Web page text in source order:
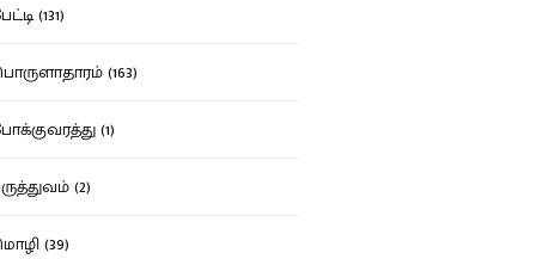
(131)
(163)
(1)
(2)
(39)